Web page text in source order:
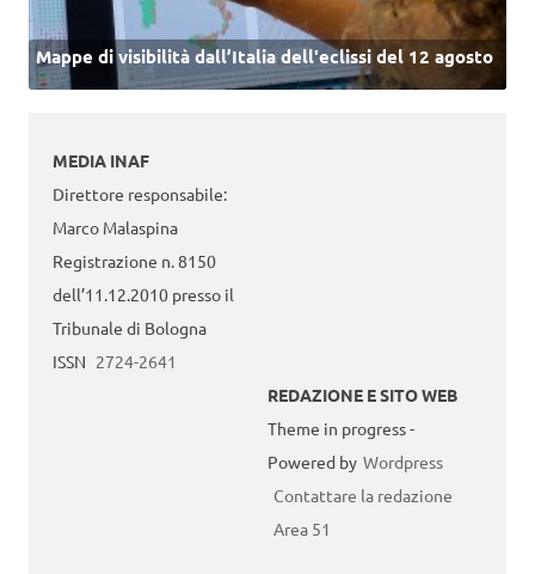
Mappe di visibilità dall’Italia dell'eclissi del 12 agosto
MEDIA INAF
Direttore responsabile:
Marco Malaspina
Registrazione n. 8150
dell’11.12.2010 presso il
Tribunale di Bologna
ISSN 2724-2641
REDAZIONE E SITO WEB
Theme in progress -
Powered by Wordpress
Contattare la redazione
Area 51